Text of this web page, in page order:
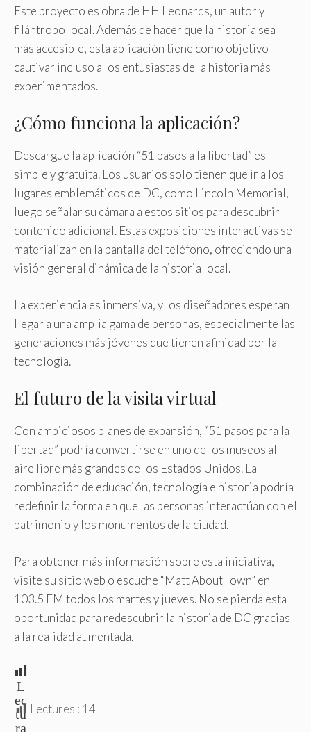
Este proyecto es obra de HH Leonards, un autor y
filántropo local. Además de hacer que la historia sea
más accesible, esta aplicación tiene como objetivo
cautivar incluso a los entusiastas de la historia más
experimentados.
¿Cómo funciona la aplicación?
Descargue la aplicación “51 pasos a la libertad” es
simple y gratuita. Los usuarios solo tienen que ir a los
lugares emblemáticos de DC, como Lincoln Memorial,
luego señalar su cámara a estos sitios para descubrir
contenido adicional. Estas exposiciones interactivas se
materializan en la pantalla del teléfono, ofreciendo una
visión general dinámica de la historia local.
La experiencia es inmersiva, y los diseñadores esperan
llegar a una amplia gama de personas, especialmente las
generaciones más jóvenes que tienen afinidad por la
tecnología.
El futuro de la visita virtual
Con ambiciosos planes de expansión, “51 pasos para la
libertad” podría convertirse en uno de los museos al
aire libre más grandes de los Estados Unidos. La
combinación de educación, tecnología e historia podría
redefinir la forma en que las personas interactúan con el
patrimonio y los monumentos de la ciudad.
Para obtener más información sobre esta iniciativa,
visite su sitio web o escuche “Matt About Town” en
103.5 FM todos los martes y jueves. No se pierda esta
oportunidad para redescubrir la historia de DC gracias
a la realidad aumentada.
L
ec
tu
ra
Lectures : 14